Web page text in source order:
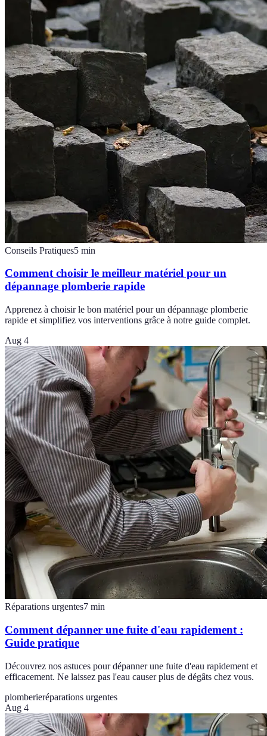
Conseils Pratiques5 min
Comment choisir le meilleur matériel pour un
dépannage plomberie rapide
Apprenez à choisir le bon matériel pour un dépannage plomberie
rapide et simplifiez vos interventions grâce à notre guide complet.
Aug 4
Réparations urgentes7 min
Comment dépanner une fuite d'eau rapidement :
Guide pratique
Découvrez nos astuces pour dépanner une fuite d'eau rapidement et
efficacement. Ne laissez pas l'eau causer plus de dégâts chez vous.
plomberieréparations urgentes
Aug 4